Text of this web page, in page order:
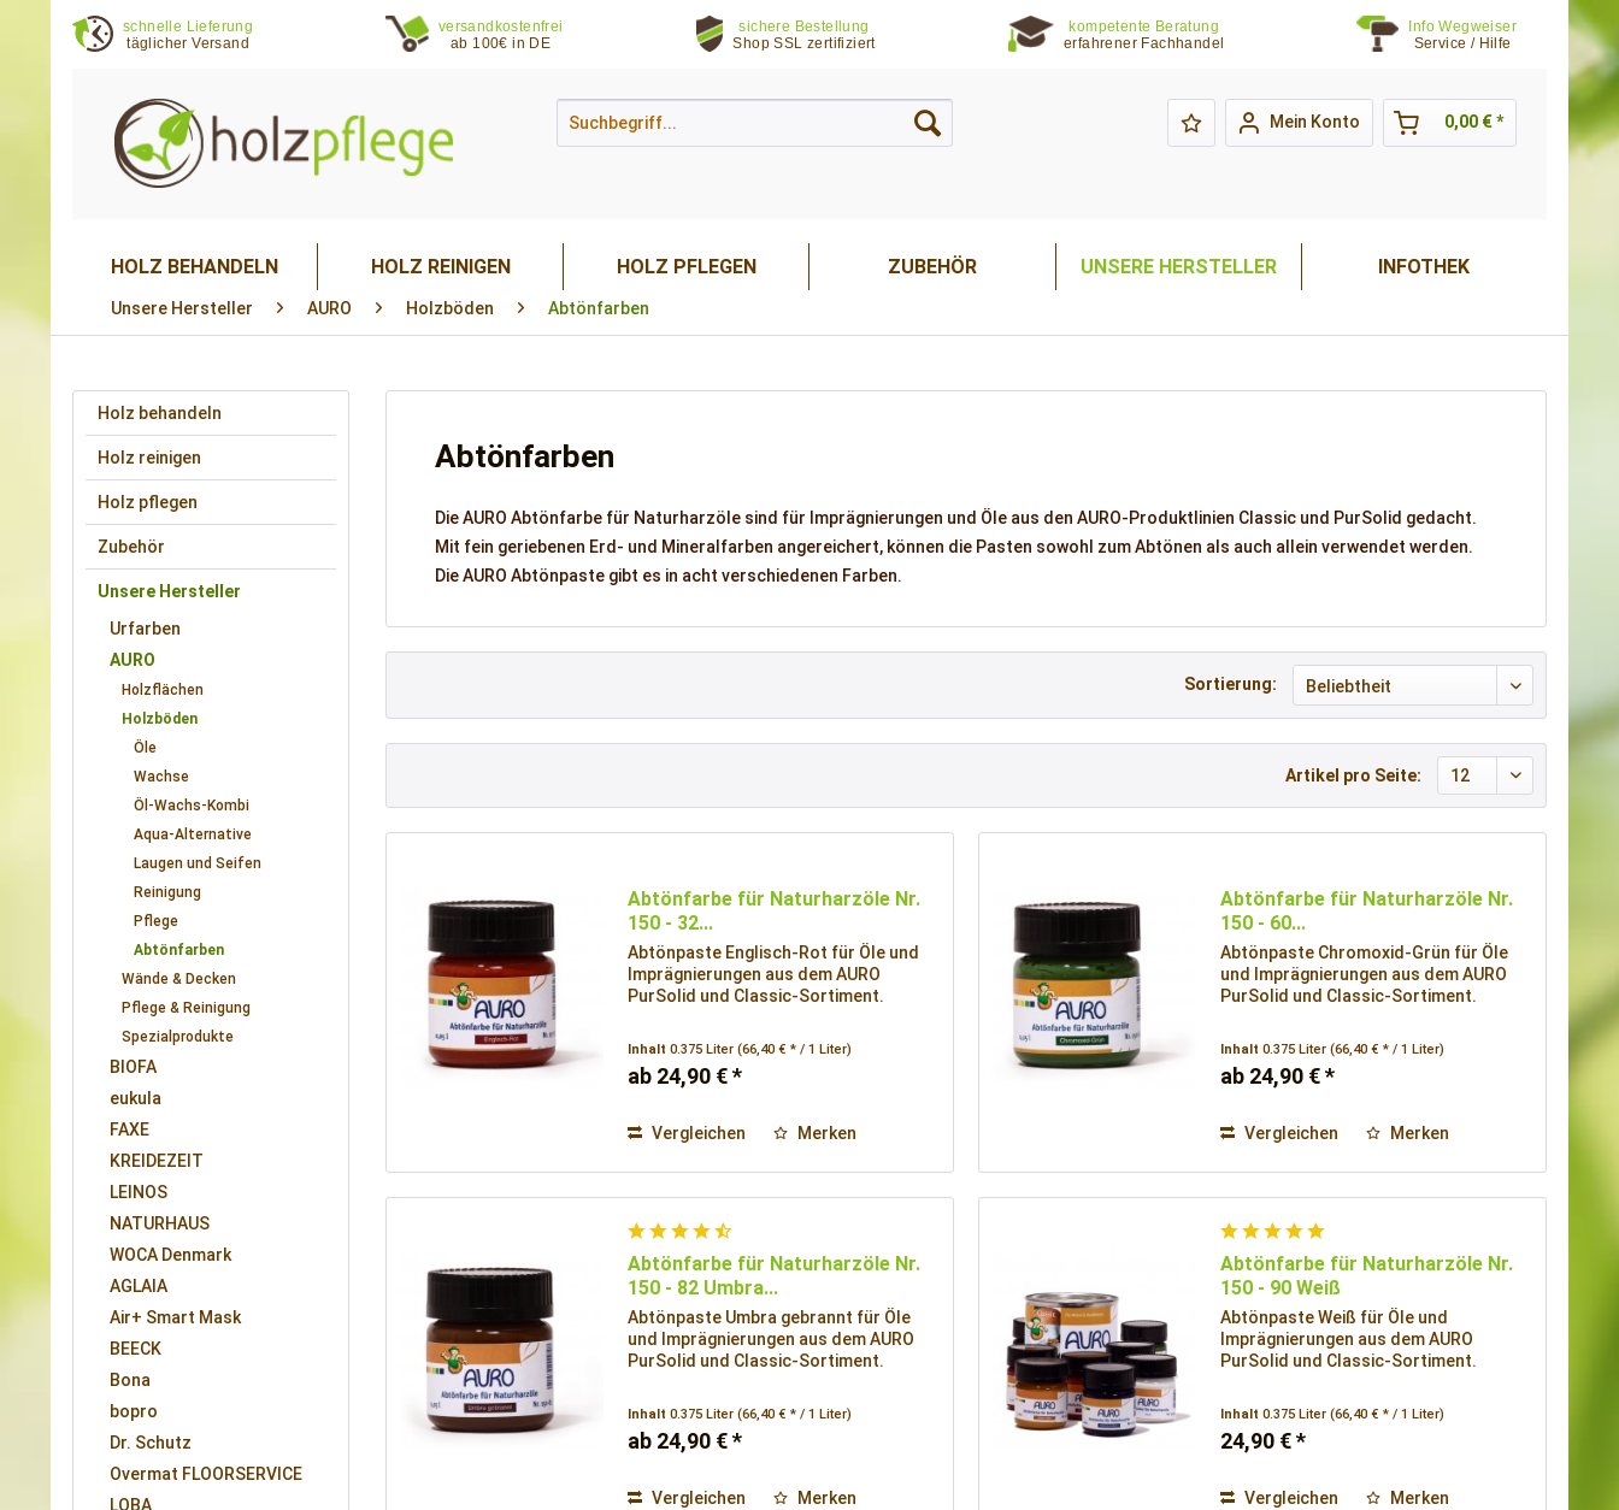
schnelle Lieferung
täglicher Versand
versandkostenfrei
ab 100€ in DE
sichere Bestellung
Shop SSL zertifiziert
kompetente Beratung
erfahrener Fachhandel
Info Wegweiser
Service / Hilfe
Mein Konto 0,00 € *
HOLZ BEHANDELN HOLZ REINIGEN HOLZ PFLEGEN ZUBEHÖR UNSERE HERSTELLER INFOTHEK
Unsere Hersteller AURO Holzböden Abtönfarben
Holz behandeln
Holz reinigen
Holz pflegen
Zubehör
Unsere Hersteller
Urfarben
AURO
Holzflächen
Holzböden
Öle
Wachse
Öl-Wachs-Kombi
Aqua-Alternative
Laugen und Seifen
Reinigung
Pflege
Abtönfarben
Wände & Decken
Pflege & Reinigung
Spezialprodukte
BIOFA
eukula
FAXE
KREIDEZEIT
LEINOS
NATURHAUS
WOCA Denmark
AGLAIA
Air+ Smart Mask
BEECK
Bona
bopro
Dr. Schutz
Overmat FLOORSERVICE
LOBA
Abtönfarben
DieAURO Abtönfarbe für Naturharzöle sind für Imprägnierungen und Öle aus den AURO-Produktlinien Classic und PurSolid gedacht.
Mit fein geriebenen Erd- und Mineralfarben angereichert, können die Pasten sowohl zum Abtönen als auch allein verwendet werden.
Die AURO Abtönpaste gibt es in acht verschiedenen Farben.
Sortierung:
Artikel pro Seite:
Abtönfarbe für Naturharzöle Nr.
150 - 32...
Abtönpaste Englisch-Rot für Öle und
Imprägnierungen aus dem AURO
PurSolid und Classic-Sortiment.
Inhalt0.375 Liter(66,40 € * / 1 Liter)
ab 24,90 € *
Vergleichen Merken
Abtönfarbe für Naturharzöle Nr.
150 - 60...
Abtönpaste Chromoxid-Grün für Öle
und Imprägnierungen aus dem AURO
PurSolid und Classic-Sortiment.
Inhalt0.375 Liter(66,40 € * / 1 Liter)
ab 24,90 € *
Vergleichen Merken
Abtönfarbe für Naturharzöle Nr.
150 - 82 Umbra...
Abtönpaste Umbra gebrannt für Öle
und Imprägnierungen aus dem AURO
PurSolid und Classic-Sortiment.
Inhalt0.375 Liter(66,40 € * / 1 Liter)
ab 24,90 € *
Vergleichen Merken
Abtönfarbe für Naturharzöle Nr.
150 - 90 Weiß
Abtönpaste Weiß für Öle und
Imprägnierungen aus dem AURO
PurSolid und Classic-Sortiment.
Inhalt0.375 Liter(66,40 € * / 1 Liter)
24,90 € *
Vergleichen Merken